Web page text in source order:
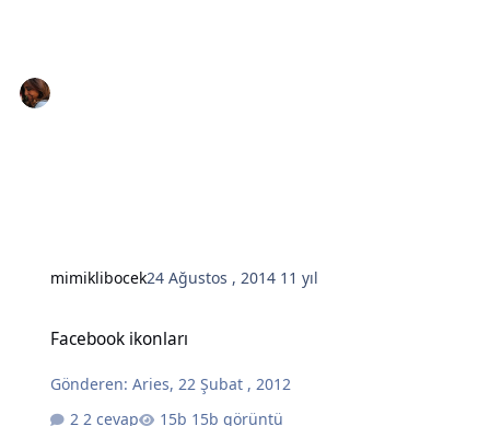
mimiklibocek24 Ağustos , 2014 11 yıl
Facebook ikonları
Gönderen:Aries,22 Şubat , 2012
2 cevap
15b görüntü